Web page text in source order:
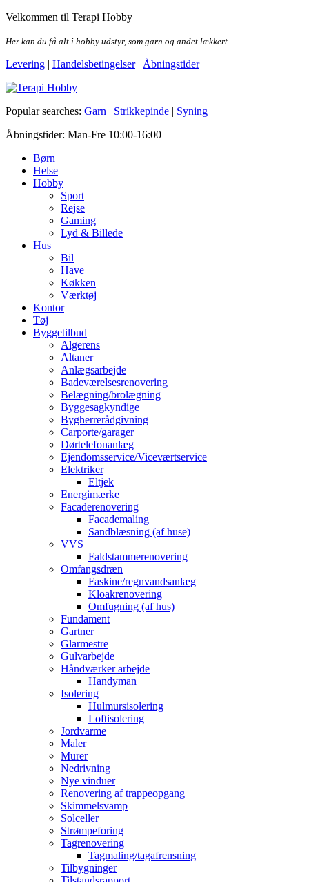
Skip
the
Velkommen til Terapi Hobby
Her kan du få alt i hobby udstyr, som garn og andet lækkert
Levering | Handelsbetingelser| Åbningstider
Terapi Hobby
Popular searches: Garn | Strikkepinde | Syning
Åbningstider: Man-Fre 10:00-16:00
Børn
Helse
Hobby
Sport
Rejse
Gaming
Lyd & Billede
Hus
Bil
Have
Køkken
Værktøj
Kontor
Tøj
Byggetilbud
Algerens
Altaner
Anlægsarbejde
Badeværelsesrenovering
Belægning/brolægning
Byggesagkyndige
Bygherrerådgivning
Carporte/garager
Dørtelefonanlæg
Ejendomsservice/Viceværtservice
Elektriker
Eltjek
Energimærke
Facaderenovering
Facademaling
Sandblæsning (af huse)
VVS
Faldstammerenovering
Omfangsdræn
Faskine/regnvandsanlæg
Kloakrenovering
Omfugning (af hus)
Fundament
Gartner
Glarmestre
Gulvarbejde
Håndværker arbejde
Handyman
Isolering
Hulmursisolering
Loftisolering
Jordvarme
Maler
Murer
Nedrivning
Nye vinduer
Renovering af trappeopgang
Skimmelsvamp
Solceller
Strømpeforing
Tagrenovering
Tagmaling/tagafrensning
Tilbygninger